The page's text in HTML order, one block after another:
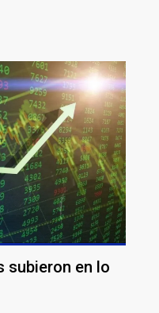
subieron en lo